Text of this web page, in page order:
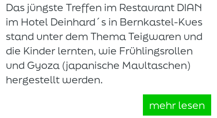
Das jüngste Treffen im Restaurant DIAN
im Hotel Deinhard´s in Bernkastel-Kues
stand unter dem Thema Teigwaren und
die Kinder lernten, wie Frühlingsrollen
und Gyoza (japanische Maultaschen)
hergestellt werden.
mehr lesen